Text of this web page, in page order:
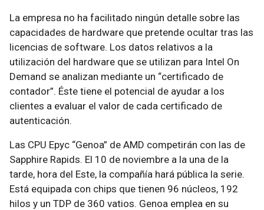
La empresa no ha facilitado ningún detalle sobre las
capacidades de hardware que pretende ocultar tras las
licencias de software. Los datos relativos a la
utilización del hardware que se utilizan para Intel On
Demand se analizan mediante un “certificado de
contador”. Éste tiene el potencial de ayudar a los
clientes a evaluar el valor de cada certificado de
autenticación.
Las CPU Epyc “Genoa” de AMD competirán con las de
Sapphire Rapids. El 10 de noviembre a la una de la
tarde, hora del Este, la compañía hará pública la serie.
Está equipada con chips que tienen 96 núcleos, 192
hilos y un TDP de 360 vatios. Genoa emplea en su